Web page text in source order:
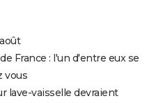
France : l'un d'entre eux se
vous
lave-vaisselle devraient